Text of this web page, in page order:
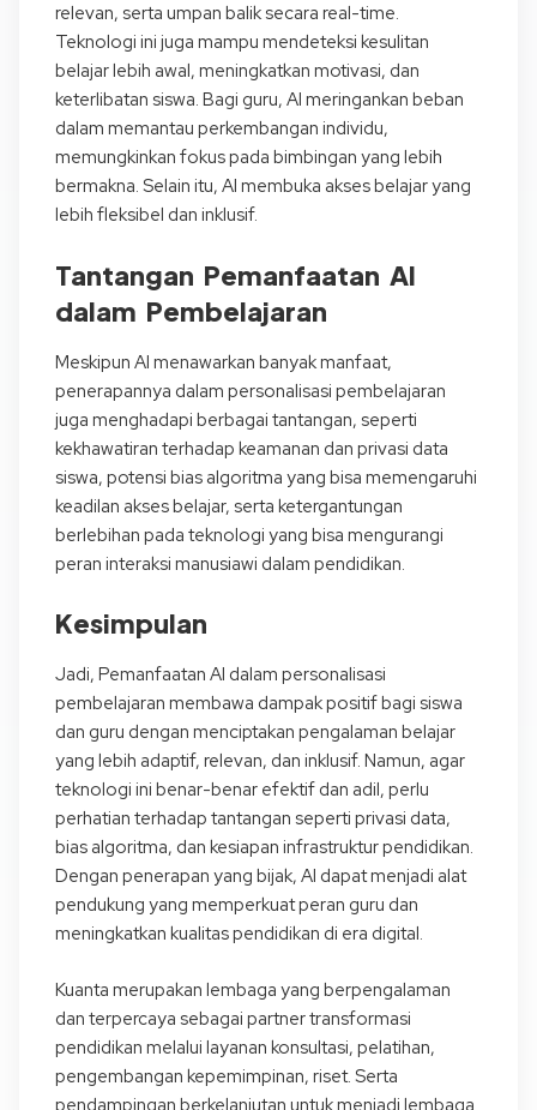
relevan, serta umpan balik secara real-time.
Teknologi ini juga mampu mendeteksi kesulitan
belajar lebih awal, meningkatkan motivasi, dan
keterlibatan siswa. Bagi guru, AI meringankan beban
dalam memantau perkembangan individu,
memungkinkan fokus pada bimbingan yang lebih
bermakna. Selain itu, AI membuka akses belajar yang
lebih fleksibel dan inklusif.
Tantangan Pemanfaatan AI
dalam Pembelajaran
Meskipun AI menawarkan banyak manfaat,
penerapannya dalam personalisasi pembelajaran
juga menghadapi berbagai tantangan, seperti
kekhawatiran terhadap keamanan dan privasi data
siswa, potensi bias algoritma yang bisa memengaruhi
keadilan akses belajar, serta ketergantungan
berlebihan pada teknologi yang bisa mengurangi
peran interaksi manusiawi dalam pendidikan.
Kesimpulan
Jadi, Pemanfaatan AI dalam personalisasi
pembelajaran membawa dampak positif bagi siswa
dan guru dengan menciptakan pengalaman belajar
yang lebih adaptif, relevan, dan inklusif. Namun, agar
teknologi ini benar-benar efektif dan adil, perlu
perhatian terhadap tantangan seperti privasi data,
bias algoritma, dan kesiapan infrastruktur pendidikan.
Dengan penerapan yang bijak, AI dapat menjadi alat
pendukung yang memperkuat peran guru dan
meningkatkan kualitas pendidikan di era digital.
Kuanta merupakan lembaga yang berpengalaman
dan terpercaya sebagai partner transformasi
pendidikan melalui layanan konsultasi, pelatihan,
pengembangan kepemimpinan, riset. Serta
pendampingan berkelanjutan untuk menjadi lembaga